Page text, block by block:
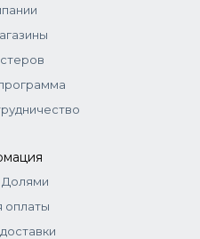
Coco-Glucoside, Glycerin,
Citric Acid, Allantoin, PEG-35
Propylene Glycol,
Triethanolamine, Melaleuca
Долями
оплаты